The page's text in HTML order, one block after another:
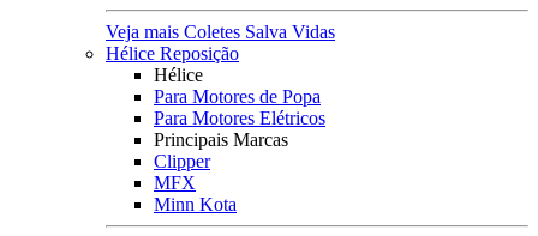
Veja mais Coletes Salva Vidas
Hélice Reposição
Hélice
Para Motores de Popa
Para Motores Elétricos
Principais Marcas
Clipper
MFX
Minn Kota